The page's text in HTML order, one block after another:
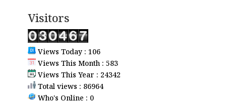
Visitors
Views Today : 106
Views This Month : 583
Views This Year : 24342
Total views : 86964
Who's Online : 0